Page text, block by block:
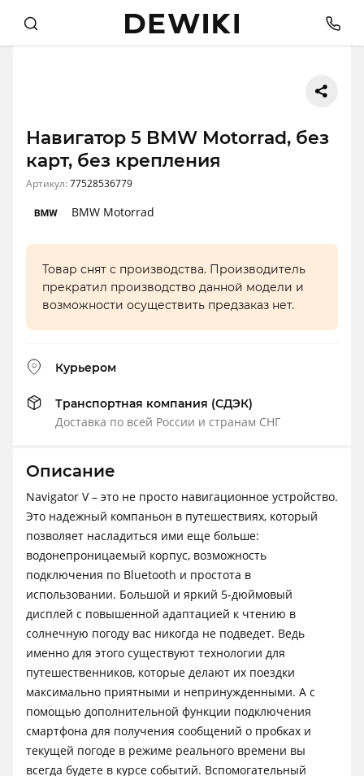
Навигатор 5 BMW Motorrad, без
карт, без крепления
Артикул:77528536779
BMW Motorrad
Товар снят с производства. Производитель
прекратил производство данной модели и
возможности осуществить предзаказ нет.
Курьером
Транспортная компания (СДЭК)
Доставка по всей России и странам СНГ
Описание
Navigator V – это не просто навигационное устройство.
Это надежный компаньон в путешествиях, который
позволяет насладиться ими еще больше:
водонепроницаемый корпус, возможность
подключения по Bluetooth и простота в
использовании. Большой и яркий 5-дюймовый
дисплей с повышенной адаптацией к чтению в
солнечную погоду вас никогда не подведет. Ведь
именно для этого существуют технологии для
путешественников, которые делают их поездки
максимально приятными и непринужденными. А с
помощью дополнительной функции подключения
смартфона для получения сообщений о пробках и
текущей погоде в режиме реального времени вы
всегда будете в курсе событий. Вспомогательный